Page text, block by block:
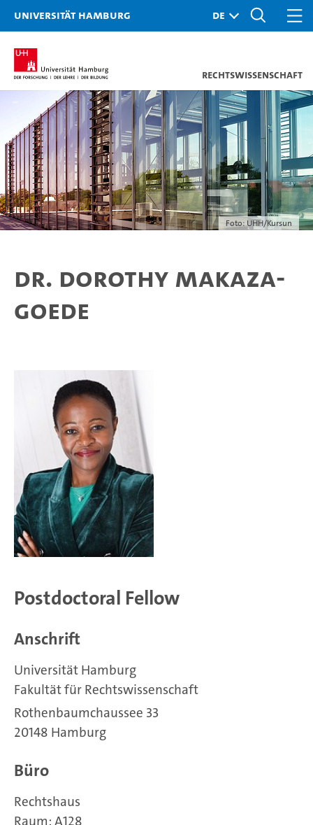
Universität Hamburg
Rechtswissenschaft
Foto: UHH/Kursun
Dr. Dorothy Makaza-
Goede
Postdoctoral Fellow
Anschrift
Universität Hamburg
Fakultät für Rechtswissenschaft
Rothenbaumchaussee 33
20148 Hamburg
Büro
Rechtshaus
Raum: A128